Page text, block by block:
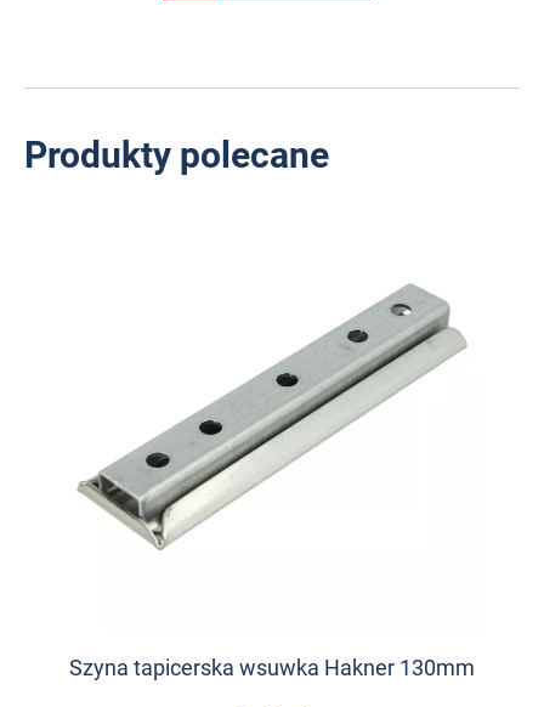
Produkty polecane
Szyna tapicerska wsuwka Hakner 130mm